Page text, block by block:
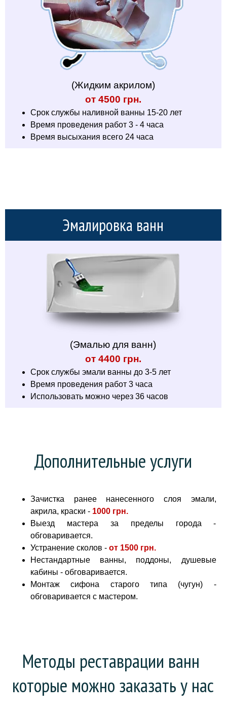
(Жидким акрилом)
от 4500 грн.
Срок службы наливной ванны 15-20 лет
Время проведения работ 3 - 4 часа
Время высыхания всего 24 часа
Эмалировка ванн
(Эмалью для ванн)
от 4400 грн.
Срок службы эмали ванны до 3-5 лет
Время проведения работ 3 часа
Использовать можно через 36 часов
Дополнительные услуги
Зачистка ранее нанесенного слоя эмали,
акрила, краски - 1000 грн.
Выезд мастера за пределы города -
обговаривается.
Устранение сколов - от 1500 грн.
Нестандартные ванны, поддоны, душевые
кабины - обговаривается.
Монтаж сифона старого типа (чугун) -
обговаривается с мастером.
Методы реставрации ванн
которые можно заказать у нас